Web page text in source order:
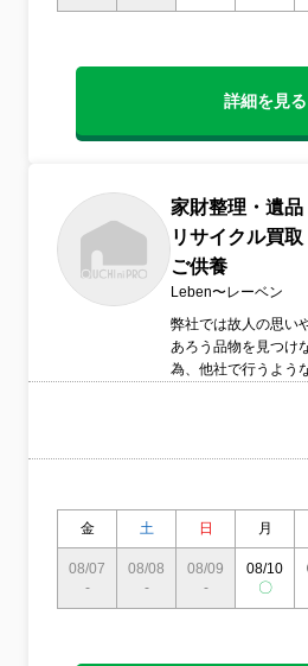
詳細を見る
家財整理・遺品
リサイクル買
ご供養
Leben〜レーベン
弊社では故人の思い
あろう品物を見つけ
為、他社で行うよう
なりますが、それ以
認ができると思って
の整理お見積はレー
金 土 日 月
08/07
-
08/08
-
08/09
-
08/10
〇